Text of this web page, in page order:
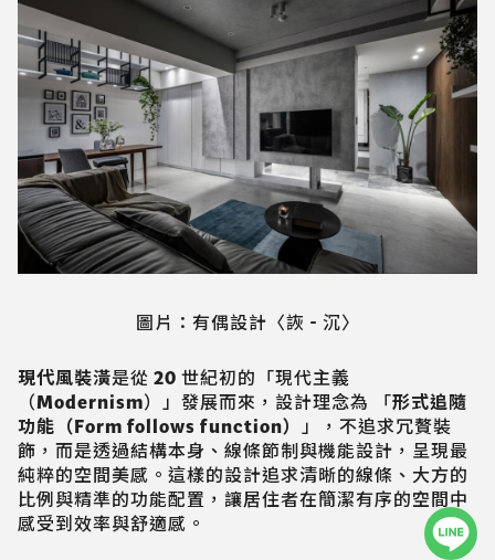
圖片：有偶設計〈詼 - 沉〉
現代風裝潢是從 20 世紀初的「現代主義
（Modernism）」發展而來，設計理念為 「形式追隨
功能（Form follows function） 」，不追求冗贅裝
飾，而是透過結構本身、線條節制與機能設計，呈現最
純粹的空間美感。這樣的設計追求清晰的線條、大方的
比例與精準的功能配置，讓居住者在簡潔有序的空間中
感受到效率與舒適感。